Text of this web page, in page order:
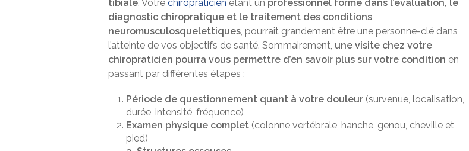
tibiale. Votre chiropraticien étant un professionnel formé dans l’évaluation, le
diagnostic chiropratique et le traitement des conditions
neuromusculosquelettiques, pourrait grandement être une personne-clé dans
l’atteinte de vos objectifs de santé. Sommairement, une visite chez votre
chiropraticien pourra vous permettre d’en savoir plus sur votre condition en
passant par différentes étapes :
Période de questionnement quant à votre douleur (survenue, localisation,
durée, intensité, fréquence)
Examen physique complet (colonne vertébrale, hanche, genou, cheville et
pied)